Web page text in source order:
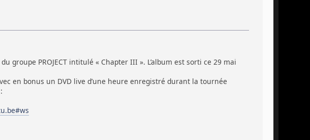
groupe PROJECT intitulé « Chapter III ». L’album est sorti ce 29 mai
en bonus un DVD live d’une heure enregistré durant la tournée